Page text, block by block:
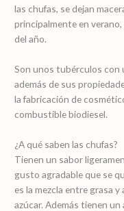
las chufas, se dejan
principalmente en
del año.
Son unos tubérculos con
además de sus
la fabricación de
combustible biodiesel.
¿A qué saben las chufas?
Tienen un sabor
gusto agradable que se
es la mezcla entre grasa
azúcar. Además tienen